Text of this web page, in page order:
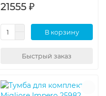
21555 ₽
В корзину
Быстрый заказ